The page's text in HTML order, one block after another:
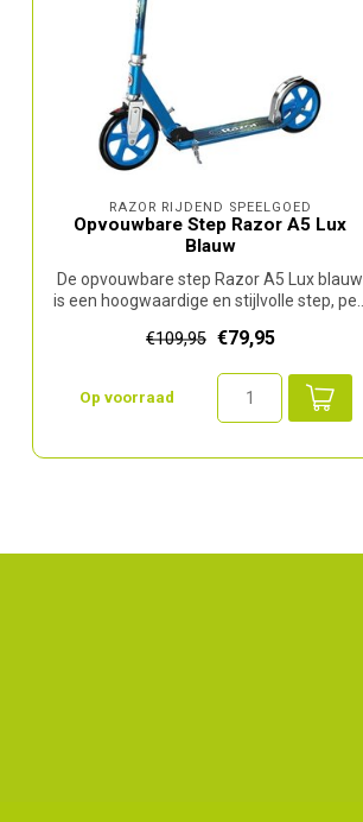
RAZOR RIJDEND SPEELGOED
Opvouwbare Step Razor A5 Lux
Blauw
De opvouwbare step Razor A5 Lux blauw
is een hoogwaardige en stijlvolle step, pe...
€109,95 €79,95
Op voorraad